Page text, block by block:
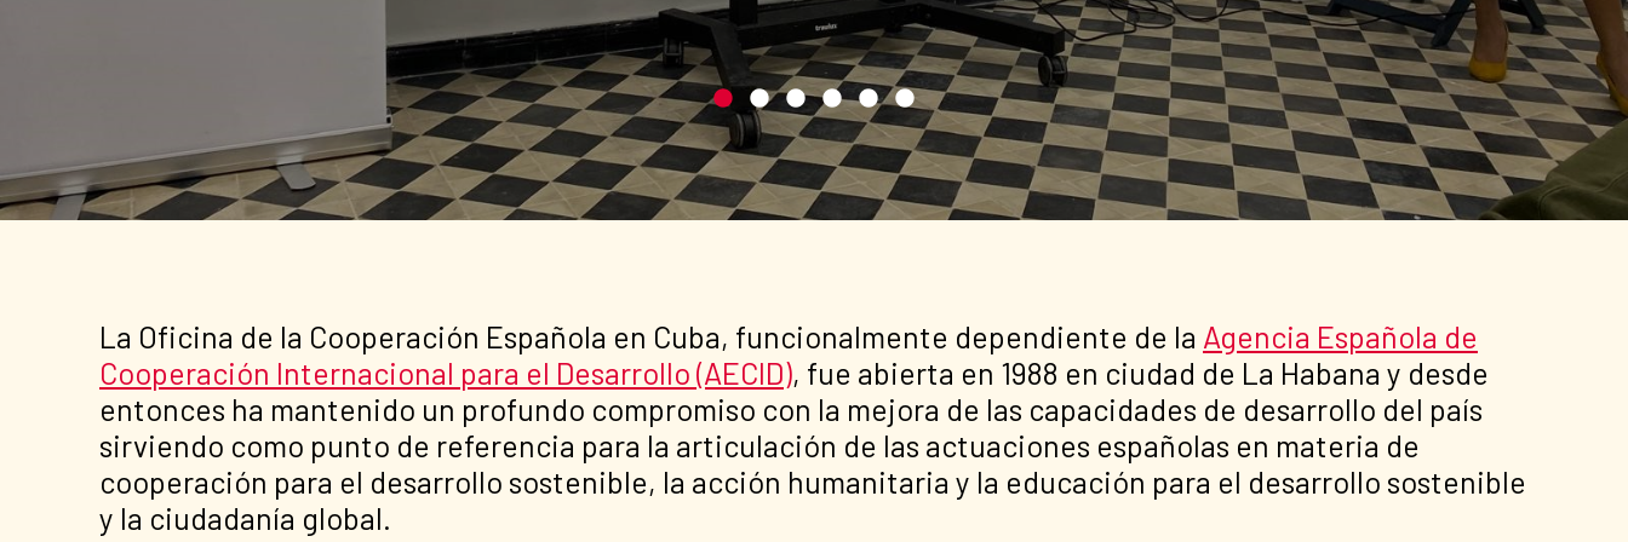
La Oficina de la Cooperación Española en Cuba, funcionalmente dependiente de la Agencia Española de
Cooperación Internacional para el Desarrollo (AECID), fue abierta en 1988 en ciudad de La Habana y desde
entonces ha mantenido un profundo compromiso con la mejora de las capacidades de desarrollo del país
sirviendo como punto de referencia para la articulación de las actuaciones españolas en materia de
cooperación para el desarrollo sostenible, la acción humanitaria y la educación para el desarrollo sostenible
y la ciudadanía global.